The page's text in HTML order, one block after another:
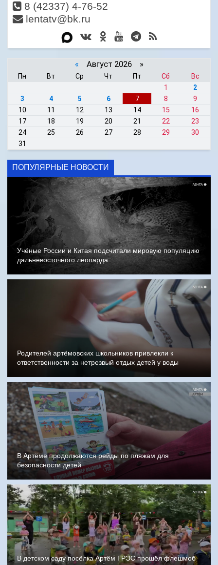
8 (42337) 4-76-52
lentatv@bk.ru
« Август 2026 »
Пн Вт Ср Чт Пт Сб
Вс
1
2
3
4 5 6 7 8
9
10
11 12 13 14 15
16
17
18 19 20 21 22
23
24
25 26 27 28 29
30
31
ПОПУЛЯРНЫЕ НОВОСТИ
Учёные России и Китая подсчитали мировую популяцию
дальневосточного леопарда
Родителей артёмовских школьников привлекли к
ответственности за нетрезвый отдых детей у воды
В Артёме продолжаются рейды по пляжам для
безопасности детей
В детском саду посёлка Артём ГРЭС прошёл флешмоб